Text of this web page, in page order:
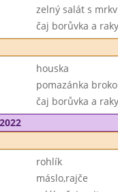
zelný salát s
čaj borůvka a
houska
pomazánka
čaj borůvka a
rohlík
máslo,rajče